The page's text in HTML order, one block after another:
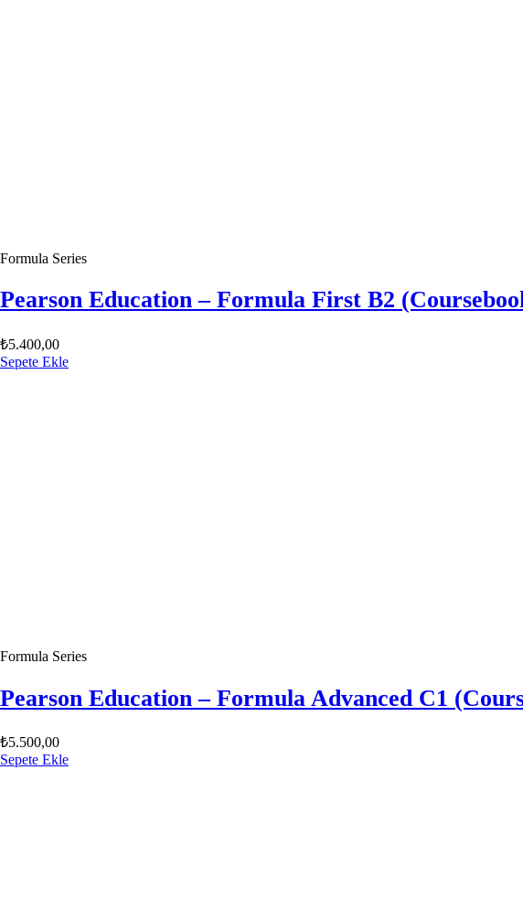
Formula Series
Pearson Education – Formula First B2
₺5.400,00
Sepete Ekle
Formula Series
Pearson Education – Formula Advanced C1
₺5.500,00
Sepete Ekle